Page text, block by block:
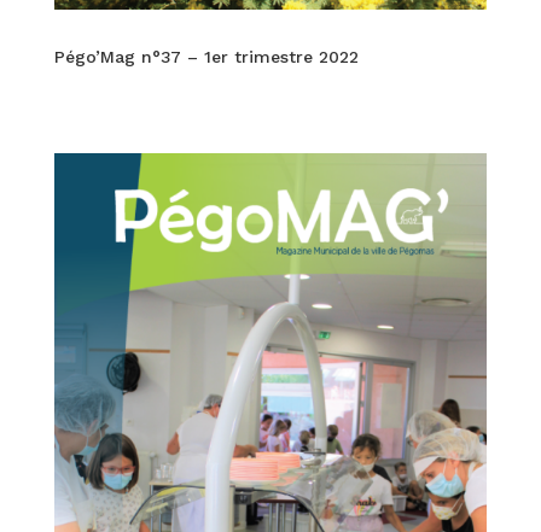
Pégo’Mag n°37 – 1er trimestre 2022